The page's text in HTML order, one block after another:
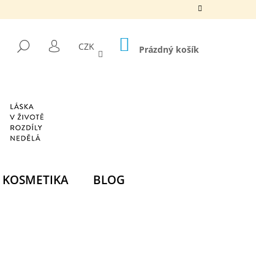
HLEDAT
PŘIHLÁŠENÍ
CZK NÁKUPNÍ
KOŠÍK
Prázdný košík
KOSMETIKA BLOG